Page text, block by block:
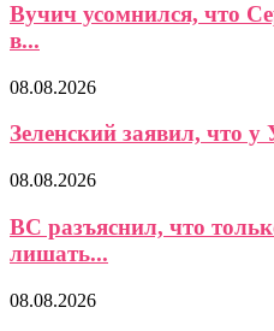
Вучич усомнился, что
в...
08.08.2026
Зеленский заявил, что
08.08.2026
ВС разъяснил, что
лишать...
08.08.2026